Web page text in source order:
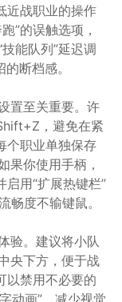
近战职业的操作
”的误触选项，
能队列”延迟调
断档感。
置至关重要。许
，避免在紧
个职业单独保存
果你使用手柄，
启用“扩展热键栏”
畅度不输键鼠。
验。建议将小队
央下方，便于战
以禁用不必要的
动画”，减少视觉